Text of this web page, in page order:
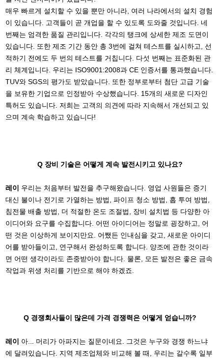
매우 빠르게 설치할 수 있을 뿐만 아니라, 여러 나라에서의 설치 경험
이 있습니다. 고객들이 곧 개업을 할 수 있도록 도와줄 것입니다. 네
번째는 엄격한 품질 관리입니다. 각각의 탱크에 상세한 제조 도면이
있습니다. 또한 제조 기간 동안 총 3번에 걸쳐 테스트를 실시하고, 선
적하기 전에도 두 번의 테스트를 거칩니다. 다섯 번째는 표준화된 관
리 체계입니다. 우리는 ISO9001:2008과 CE 인증서를 통과했습니다.
TUV와 SGS의 평가도 받았습니다. 또한 정부로부터 첨단 고급 기술
을 보유한 기업으로 인정받아 수상했습니다. 15개의 새로운 디자인
특허도 있습니다. 저희는 고객의 의견에 따라 지속해서 개선되고 있
으며 계속 학습하고 있습니다!
Q 장비 기술은 어떻게 계속 발전시키고 있나요?
레이
우리는 처음부터 발전을 추구해왔습니다. 영업 사원들은 증기
대신 불이나 전기로 가열하는 방법, 파이프 청소 방법, 홉 투여 방법,
침전물 배출 방법, 더 적절한 온도 조절법, 장비 설치법 등 다양한 아
이디어와 요구를 수집합니다. 어떤 아이디어는 정말로 굉장하고, 어
떤 것은 이상하게 보이지만요. 어쨌든 인내심을 갖고, 새로운 아이디
어를 받아들이고, 연구해서 완성하도록 합니다. 양조에 관한 것이라
면 어떤 생각이라도 존중받아야 합니다. 물론, 모든 발전은 좋은 금속
작업과 위생 처리를 기반으로 해야 하겠죠.
Q 경쟁회사들이 많은데 가격 경쟁력은 어떻게 얻습니까?
레이
아... 머리가 아파지는 질문이네요. 그것은 누구와 경쟁 하느냐
에 달려있습니다. 지역 제조업체와 비교해 볼 때, 우리는 갈수록 일부